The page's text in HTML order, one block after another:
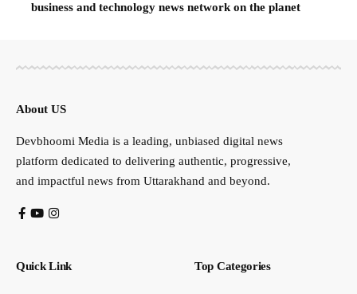
business and technology news network on the planet
About US
Devbhoomi Media is a leading, unbiased digital news
platform dedicated to delivering authentic, progressive,
and impactful news from Uttarakhand and beyond.
Quick Link Top Categories